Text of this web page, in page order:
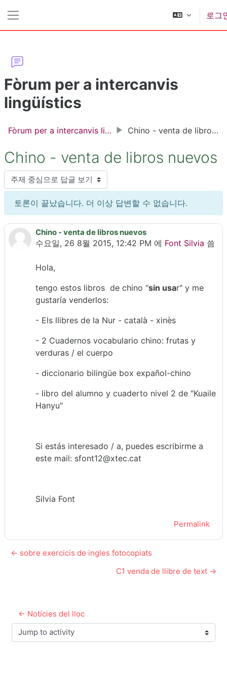
로그
Fòrum per a intercanvis
lingüístics
Fòrum per a intercanvis lingüístics Chino - venta de libros nuevos
Chino - venta de libros nuevos
표시 모드
토론이 끝났습니다. 더 이상 답변할 수 없습니다.
Chino - venta de libros nuevos
수요일, 26 8월 2015, 12:42 PM 에 Font Silvia 씀
Number of replies: 0
Hola,
tengo estos libros de chino "sin usar" y me
gustaría venderlos:
- Els llibres de la Nur - català - xinès
- 2 Cuadernos vocabulario chino: frutas y
verduras / el cuerpo
- diccionario bilingüe box expañol-chino
- libro del alumno y cuaderto nivel 2 de "Kuaile
Hanyu"
Si estás interesado / a, puedes escribirme a
este mail: sfont12@xtec.cat
Silvia Font
Permalink
← sobre exercicis de ingles fotocopiats
C1 venda de llibre de text →
← Notícies del lloc
Jump to activity